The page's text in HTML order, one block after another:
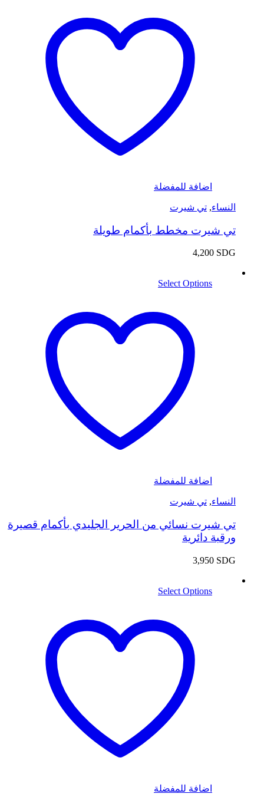
اضافة للمفضلة
النساء, تي شيرت
تي شيرت مخطط بأكمام طويلة
4,200 SDG
Select Options
اضافة للمفضلة
النساء, تي شيرت
تي شيرت نسائي من الحرير الجليدي بأكمام قصيرة
ورقبة دائرية
3,950 SDG
Select Options
اضافة للمفضلة